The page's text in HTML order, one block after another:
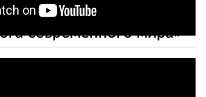
современного мира»